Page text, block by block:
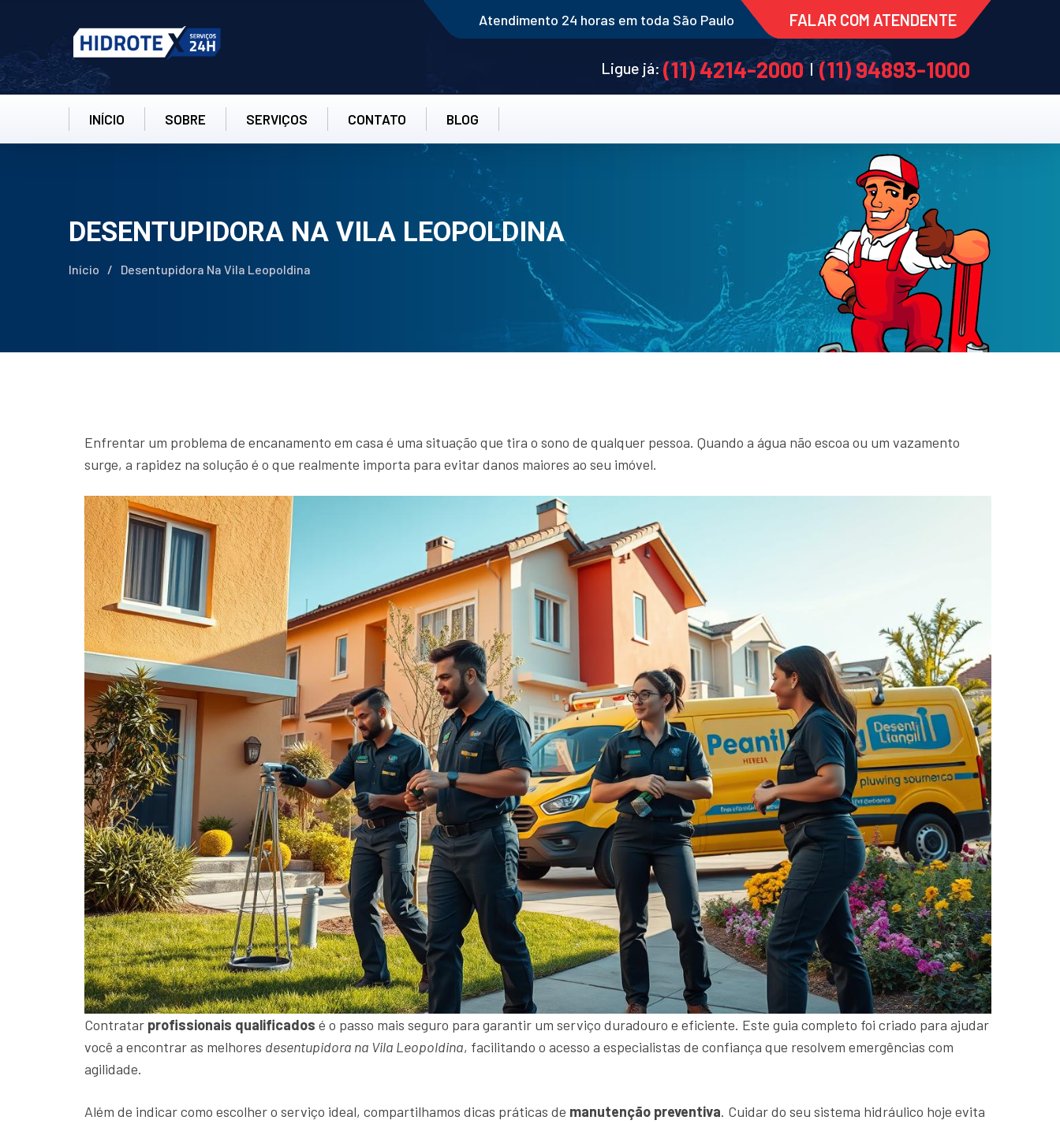
Atendimento 24 horas em toda São Paulo FALAR COM ATENDENTE
Ligue já: (11) 4214-2000|(11) 94893-1000
INÍCIO SOBRE SERVIÇOS CONTATO BLOG
DESENTUPIDORA NA VILA LEOPOLDINA
Início / Desentupidora Na Vila Leopoldina
Enfrentar um problema de encanamento em casa é uma situação que tira o sono de qualquer pessoa. Quando a água não escoa ou um vazamento
surge, a rapidez na solução é o que realmente importa para evitar danos maiores ao seu imóvel.
Contratar profissionais qualificados é o passo mais seguro para garantir um serviço duradouro e eficiente. Este guia completo foi criado para ajudar
você a encontrar as melhores desentupidora na Vila Leopoldina, facilitando o acesso a especialistas de confiança que resolvem emergências com
agilidade.
Além de indicar como escolher o serviço ideal, compartilhamos dicas práticas de manutenção preventiva. Cuidar do seu sistema hidráulico hoje evita